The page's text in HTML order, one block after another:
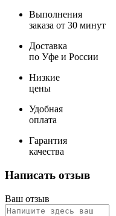
Выполнения
заказа от 30 минут
Доставка
по Уфе и России
Низкие
цены
Удобная
оплата
Гарантия
качества
Написать отзыв
Ваш отзыв